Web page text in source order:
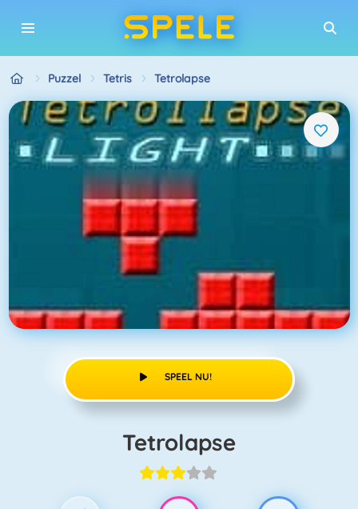
Puzzel Tetris Tetrolapse
SPEEL NU!
Tetrolapse